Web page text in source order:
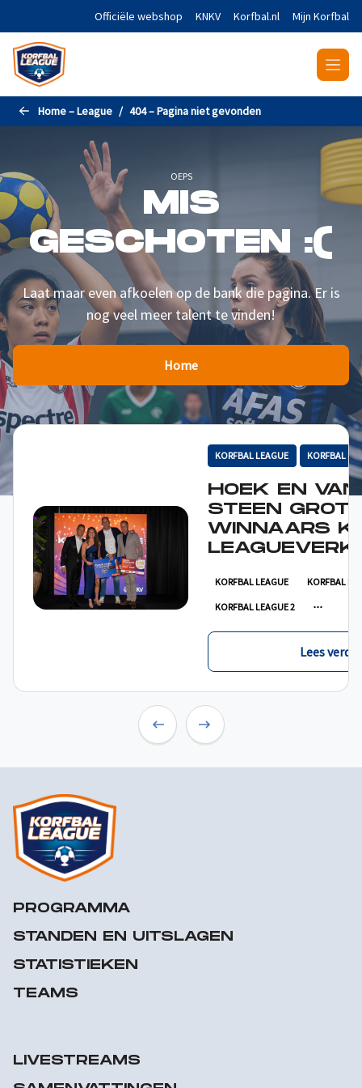
Naar de hoofdinhoud gaanOfficiële webshop KNKV Korfbal.nl Mijn Korfbal
Home – League 404 – Pagina niet gevonden
OEPS
MIS
GESCHOTEN :(
Laat maar even afkoelen op de bank die pagina. Er is
nog veel meer talent te vinden!
Home
KORFBAL LEAGUE KORFBAL
HOEK EN VAN
STEEN
WINNAARS
KORFBAL LEAGUE KORFBAL
KORFBAL LEAGUE 2
Lees verder
PROGRAMMA
STANDEN EN UITSLAGEN
STATISTIEKEN
TEAMS
LIVESTREAMS